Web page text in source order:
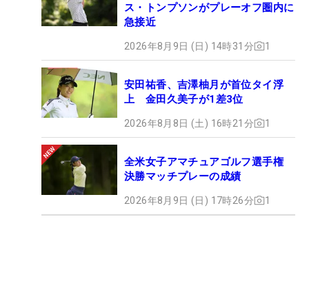
ス・トンプソンがプレーオフ圏内に
急接近
2026年8月9日 (日) 14時31分 1
安田祐香、吉澤柚月が首位タイ浮
上 金田久美子が1差3位
2026年8月8日 (土) 16時21分 1
全米女子アマチュアゴルフ選手権
決勝マッチプレーの成績
2026年8月9日 (日) 17時26分 1